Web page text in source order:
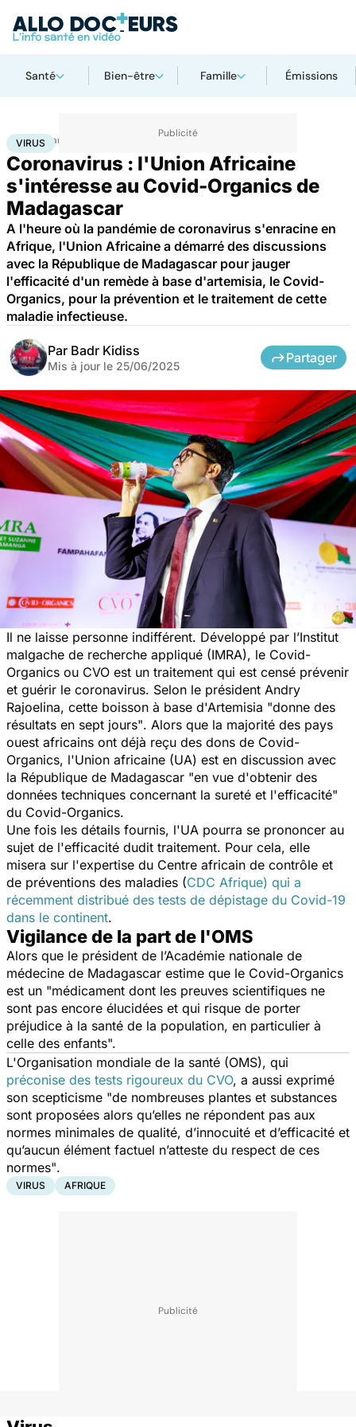
Santé Bien-être Famille Émissions
Accueil Santé
VIRUS
Coronavirus : l'Union Africaine
s'intéresse au Covid-Organics de
Madagascar
A l'heure où la pandémie de coronavirus s'enracine en
Afrique, l'Union Africaine a démarré des discussions
avec la République de Madagascar pour jauger
l'efficacité d'un remède à base d'artemisia, le Covid-
Organics, pour la prévention et le traitement de cette
maladie infectieuse.
Par Badr Kidiss
Mis à jour le 25/06/2025
Partager
Il ne laisse personne indifférent. Développé par l’Institut
malgache de recherche appliqué (IMRA), le Covid-
Organics ou CVO est un traitement qui est censé prévenir
et guérir le coronavirus. Selon le président Andry
Rajoelina, cette boisson à base d'Artemisia "donne des
résultats en sept jours". Alors que la majorité des pays
ouest africains ont déjà reçu des dons de Covid-
Organics, l'Union africaine (UA) est en discussion avec
la République de Madagascar "en vue d'obtenir des
données techniques concernant la sureté et l'efficacité"
du Covid-Organics.
Une fois les détails fournis, l'UA pourra se prononcer au
sujet de l'efficacité dudit traitement. Pour cela, elle
misera sur l'expertise du Centre africain de contrôle et
de préventions des maladies (CDC Afrique) qui a
récemment distribué des tests de dépistage du Covid-19
dans le continent.
Vigilance de la part de l'OMS
Alors que le président de l’Académie nationale de
médecine de Madagascar estime que le Covid-Organics
est un "médicament dont les preuves scientifiques ne
sont pas encore élucidées et qui risque de porter
préjudice à la santé de la population, en particulier à
celle des enfants".
L'Organisation mondiale de la santé (OMS), qui
préconise des tests rigoureux du CVO, a aussi exprimé
son scepticisme "de nombreuses plantes et substances
sont proposées alors qu’elles ne répondent pas aux
normes minimales de qualité, d’innocuité et d’efficacité et
qu’aucun élément factuel n’atteste du respect de ces
normes".
VIRUS AFRIQUE